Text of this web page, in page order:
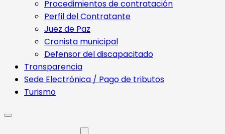
Procedimientos de contratación
Perfil del Contratante
Juez de Paz
Cronista municipal
Defensor del discapacitado
Transparencia
Sede Electrónica / Pago de tributos
Turismo